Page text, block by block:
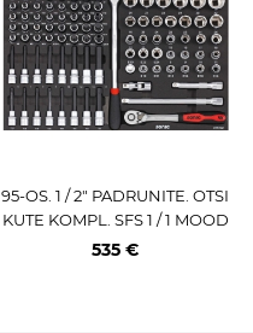
95-OS. 1 / 2" PADRUNITE. OTSI
KUTE KOMPL. SFS 1 / 1 MOOD
UL SONIC
535 €